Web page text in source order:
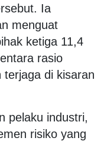
Ia
menguat
ketiga 11,4
rasio
terjaga di kisaran
pelaku industri,
risiko yang